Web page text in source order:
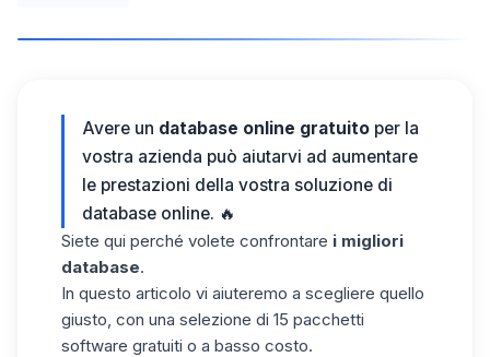
Avere un database online gratuito per la
vostra azienda può aiutarvi ad aumentare
le prestazioni della vostra soluzione di
database online. 🔥
Siete qui perché volete confrontare i migliori
database.
In questo articolo vi aiuteremo a scegliere quello
giusto, con una selezione di 15 pacchetti
software gratuiti o a basso costo.